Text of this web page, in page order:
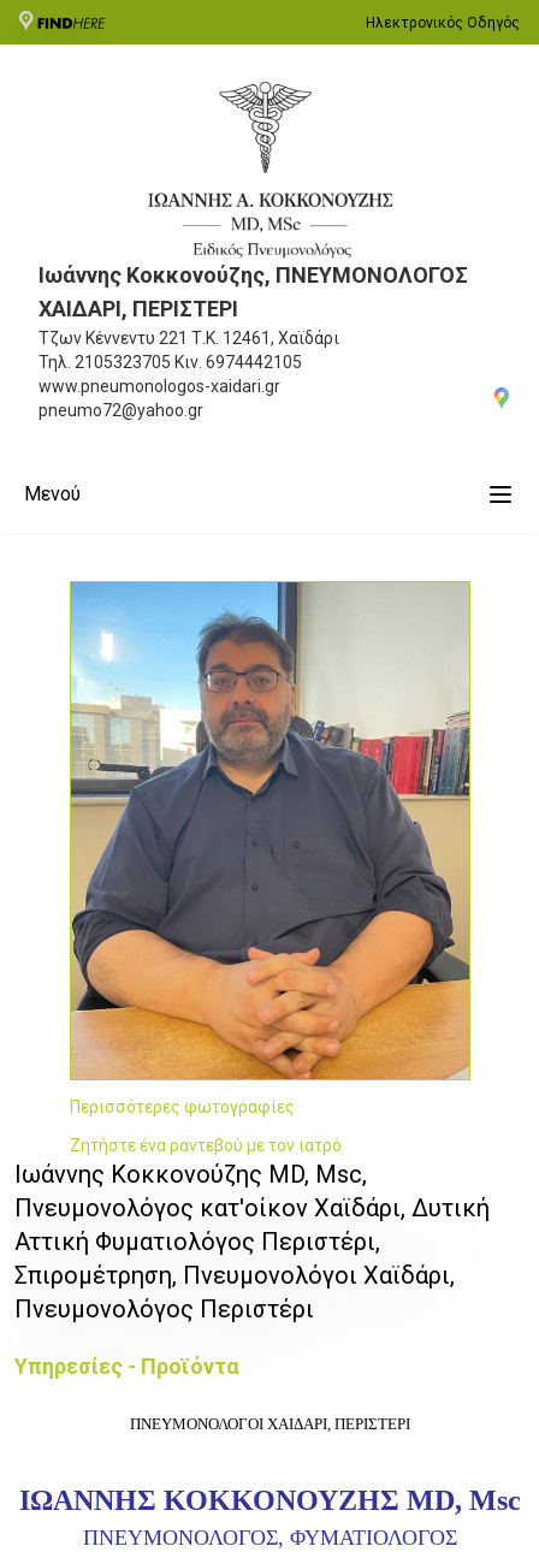
Ηλεκτρονικός Οδηγός
Ιωάννης Κοκκονούζης, ΠΝΕΥΜΟΝΟΛΟΓΟΣ
ΧΑΙΔΑΡΙ, ΠΕΡΙΣΤΕΡΙ
Τζων Κέννεντυ 221 Τ.Κ. 12461, Χαϊδάρι
Τηλ. 2105323705 Κιν. 6974442105
www.pneumonologos-xaidari.gr
pneumo72@yahoo.gr
Μενού
Περισσότερες φωτογραφίες
Ζητήστε ένα ραντεβού με τον ιατρό
Ιωάννης Κοκκονούζης MD, Msc,
Πνευμονολόγος κατ'οίκον Χαϊδάρι, Δυτική
Αττική Φυματιολόγος Περιστέρι,
Σπιρομέτρηση, Πνευμονολόγοι Χαϊδάρι,
Πνευμονολόγος Περιστέρι
Υπηρεσίες - Προϊόντα
ΠΝΕΥΜΟΝΟΛΟΓΟΙ ΧΑΙΔΑΡΙ, ΠΕΡΙΣΤΕΡΙ
ΙΩΑΝΝΗΣ ΚΟΚΚΟΝΟΥΖΗΣ MD, Msc
ΠΝΕΥΜΟΝΟΛΟΓΟΣ, ΦΥΜΑΤΙΟΛΟΓΟΣ